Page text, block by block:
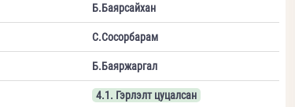
Б.Баярсайхан
С.Сосорбарам
Б.Баяржаргал
4.1. Гэрлэлт цуцалсан